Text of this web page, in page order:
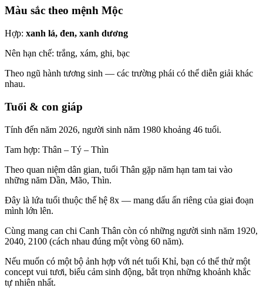
Màu sắc theo mệnh Mộc
Hợp: xanh lá, đen, xanh dương
Nên hạn chế: trắng, xám, ghi, bạc
Theo ngũ hành tương sinh — các trường phái có thể diễn giải khác
nhau.
Tuổi & con giáp
Tính đến năm 2026, người sinh năm 1980 khoảng 46 tuổi.
Tam hợp: Thân – Tý – Thìn
Theo quan niệm dân gian, tuổi Thân gặp năm hạn tam tai vào
những năm Dần, Mão, Thìn.
Đây là lứa tuổi thuộc thế hệ 8x — mang dấu ấn riêng của giai đoạn
mình lớn lên.
Cùng mang can chi Canh Thân còn có những người sinh năm 1920,
2040, 2100 (cách nhau đúng một vòng 60 năm).
Nếu muốn có một bộ ảnh hợp với nét tuổi Khỉ, bạn có thể thử một
concept vui tươi, biểu cảm sinh động, bắt trọn những khoảnh khắc
tự nhiên nhất.